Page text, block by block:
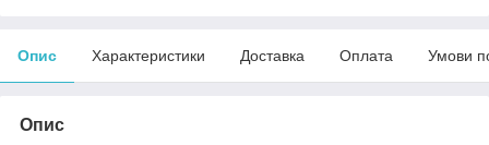
Опис Характеристики Доставка Оплата Умови
Опис